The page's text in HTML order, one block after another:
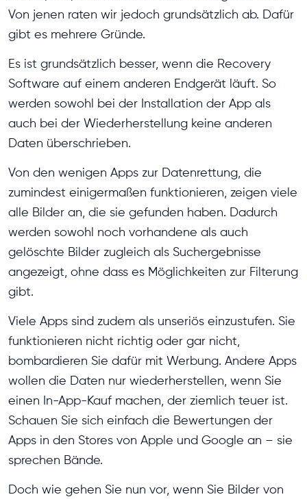
Von jenen raten wir jedoch grundsätzlich ab. Dafür
gibt es mehrere Gründe.
Es ist grundsätzlich besser, wenn die Recovery
Software auf einem anderen Endgerät läuft. So
werden sowohl bei der Installation der App als
auch bei der Wiederherstellung keine anderen
Daten überschrieben.
Von den wenigen Apps zur Datenrettung, die
zumindest einigermaßen funktionieren, zeigen viele
alle Bilder an, die sie gefunden haben. Dadurch
werden sowohl noch vorhandene als auch
gelöschte Bilder zugleich als Suchergebnisse
angezeigt, ohne dass es Möglichkeiten zur Filterung
gibt.
Viele Apps sind zudem als unseriös einzustufen. Sie
funktionieren nicht richtig oder gar nicht,
bombardieren Sie dafür mit Werbung. Andere Apps
wollen die Daten nur wiederherstellen, wenn Sie
einen In-App-Kauf machen, der ziemlich teuer ist.
Schauen Sie sich einfach die Bewertungen der
Apps in den Stores von Apple und Google an – sie
sprechen Bände.
Doch wie gehen Sie nun vor, wenn Sie Bilder von